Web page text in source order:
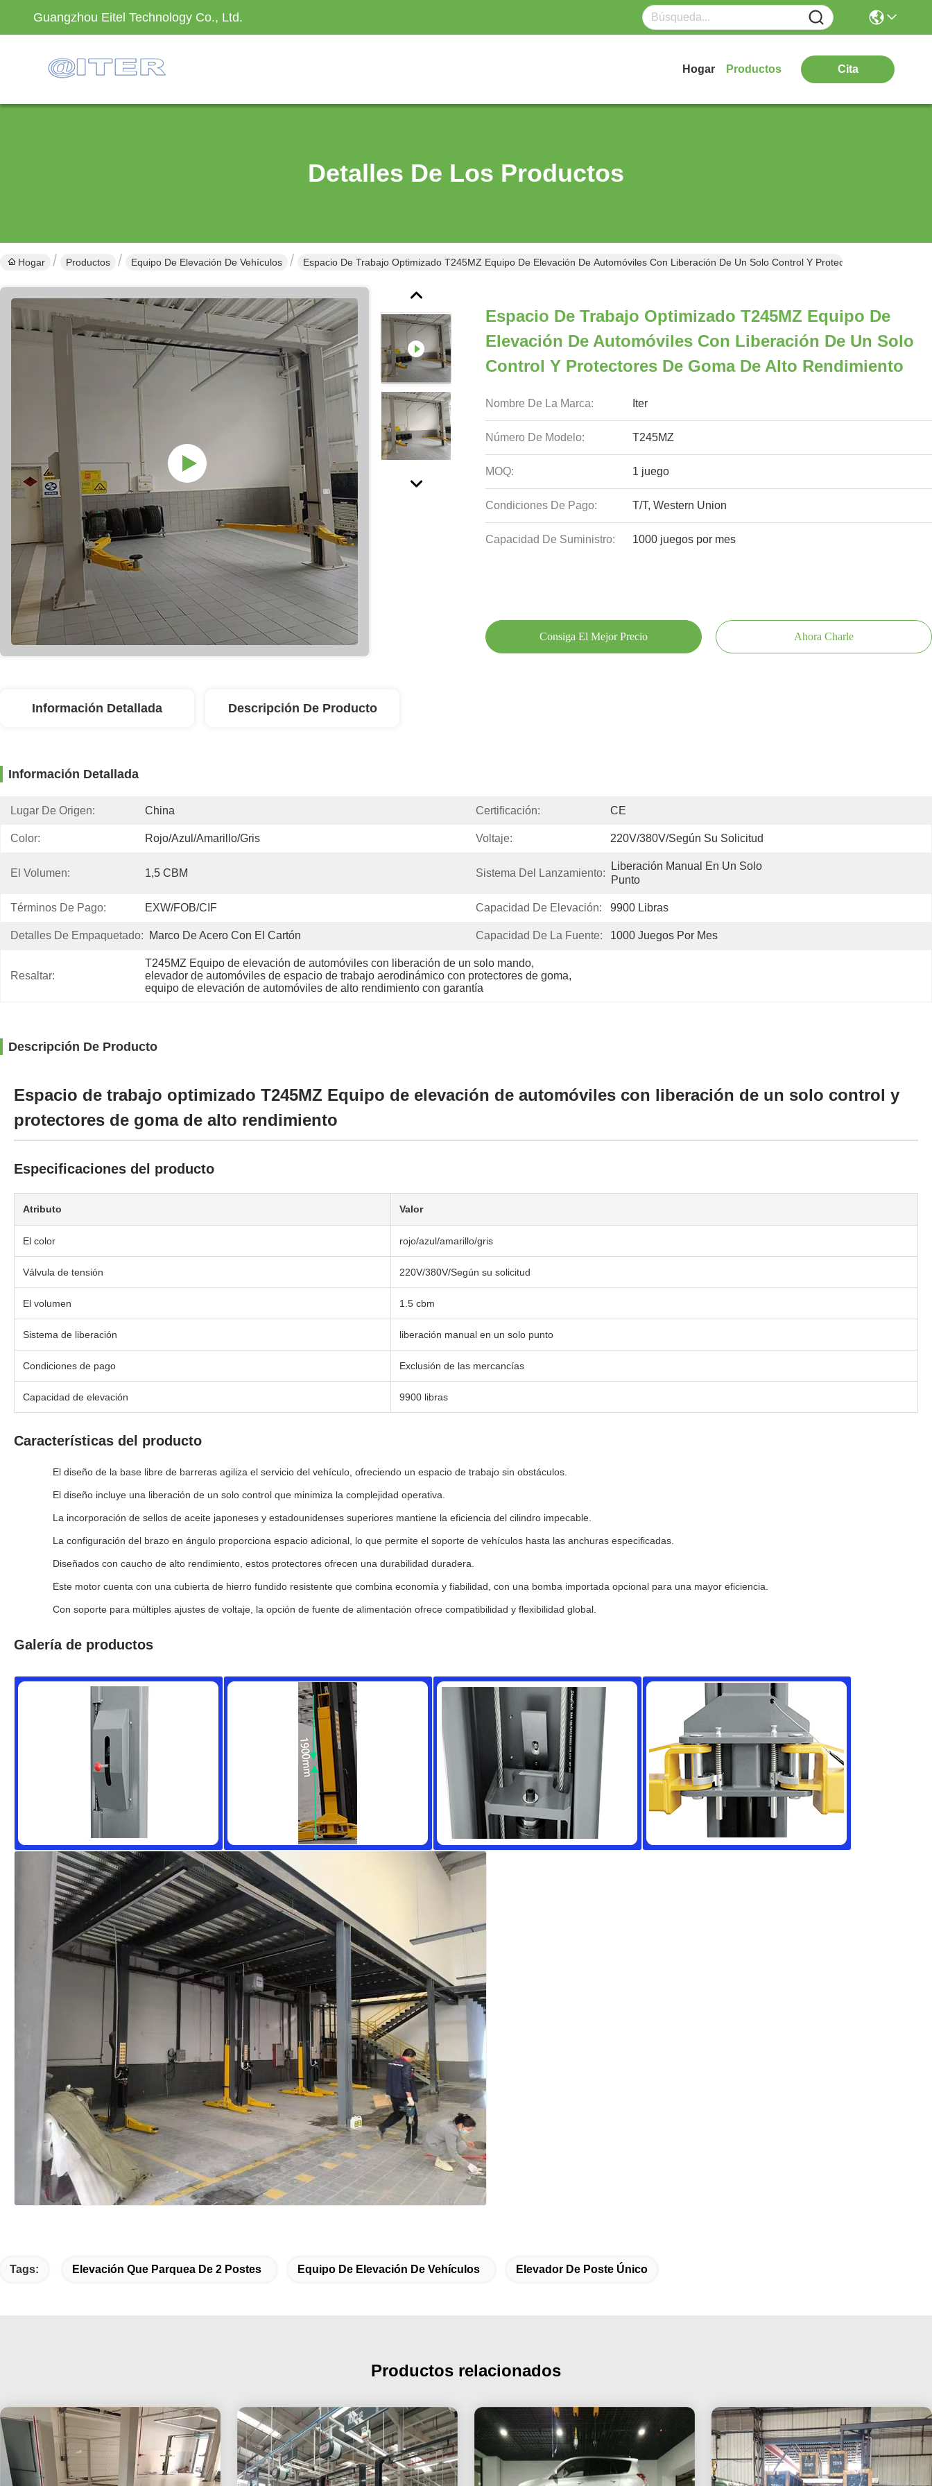
Guangzhou Eitel Technology Co., Ltd.
Hogar Productos Cita
Detalles De Los Productos
Hogar Productos Equipo De Elevación De Vehículos Espacio De Trabajo Optimizado T245MZ Equipo De Elevación De Automóviles Con Liberación De Un Solo Control Y Protectores De Goma De
Espacio De Trabajo Optimizado T245MZ Equipo De
Elevación De Automóviles Con Liberación De Un Solo
Control Y Protectores De Goma De Alto Rendimiento
Nombre De La Marca: Iter
Número De Modelo: T245MZ
MOQ: 1 juego
Condiciones De Pago: T/T, Western Union
Capacidad De Suministro: 1000 juegos por mes
Consiga El Mejor Precio Ahora Charle
Información Detallada Descripción De Producto
Información Detallada
Lugar De Origen: China Certificación: CE
Color: Rojo/azul/amarillo/gris Voltaje: 220V/380V/según Su Solicitud
El Volumen: 1,5 CBM Sistema Del Lanzamiento:
Liberación Manual En Un Solo
Punto
Términos De Pago: EXW/FOB/CIF Capacidad De Elevación: 9900 Libras
Detalles De Empaquetado: Marco De Acero Con El Cartón Capacidad De La Fuente: 1000 Juegos Por Mes
Resaltar:
T245MZ Equipo de elevación de automóviles con liberación de un solo mando,
elevador de automóviles de espacio de trabajo aerodinámico con protectores de goma,
equipo de elevación de automóviles de alto rendimiento con garantía
Descripción De Producto
Espacio de trabajo optimizado T245MZ Equipo de elevación de automóviles con liberación de un solo control y
protectores de goma de alto rendimiento
Especificaciones del producto
Atributo Valor
El color rojo/azul/amarillo/gris
Válvula de tensión 220V/380V/Según su solicitud
El volumen 1.5 cbm
Sistema de liberación liberación manual en un solo punto
Condiciones de pago Exclusión de las mercancías
Capacidad de elevación 9900 libras
Características del producto
El diseño de la base libre de barreras agiliza el servicio del vehículo, ofreciendo un espacio de trabajo sin obstáculos.
El diseño incluye una liberación de un solo control que minimiza la complejidad operativa.
La incorporación de sellos de aceite japoneses y estadounidenses superiores mantiene la eficiencia del cilindro impecable.
La configuración del brazo en ángulo proporciona espacio adicional, lo que permite el soporte de vehículos hasta las anchuras especificadas.
Diseñados con caucho de alto rendimiento, estos protectores ofrecen una durabilidad duradera.
Este motor cuenta con una cubierta de hierro fundido resistente que combina economía y fiabilidad, con una bomba importada opcional para una mayor eficiencia.
Con soporte para múltiples ajustes de voltaje, la opción de fuente de alimentación ofrece compatibilidad y flexibilidad global.
Galería de productos
Tags: Elevación Que Parquea De 2 Postes Equipo De Elevación De Vehículos Elevador De Poste Único
Productos relacionados